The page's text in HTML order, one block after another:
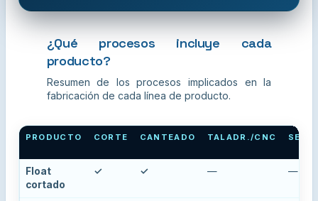
¿Qué procesos incluye cada
producto?
Resumen de los procesos implicados en la
fabricación de cada línea de producto.
PRODUCTO CORTE CANTEADO TALADR./CNC
Float
cortado
✓ ✓ — —